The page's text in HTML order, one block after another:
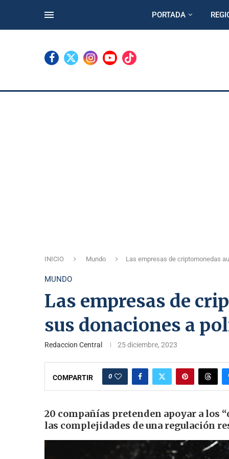
PORTADA
INICIO Mundo Las empresas de criptomonedas
MUNDO
Las empresas de
sus donaciones a
Redaccion Central 25 diciembre, 2023
COMPARTIR 0
20 compañías pretenden apoyar a los
las complejidades de una regulación